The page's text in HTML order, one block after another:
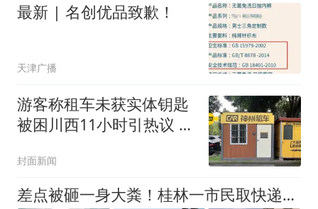
最新 | 名创优品致歉！
天津广播
游客称租车未获实体钥匙
被困川西11小时引热议 记
对特定品牌不提供实体钥
匙
封面新闻
差点被砸一身大粪！桂林一市民取快递时遭遇“高空抛物”！近前一看袋子里竟是